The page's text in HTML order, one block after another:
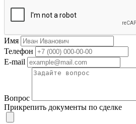
Имя
Телефон
E-mail
Вопрос
Прикрепить документы по сделке